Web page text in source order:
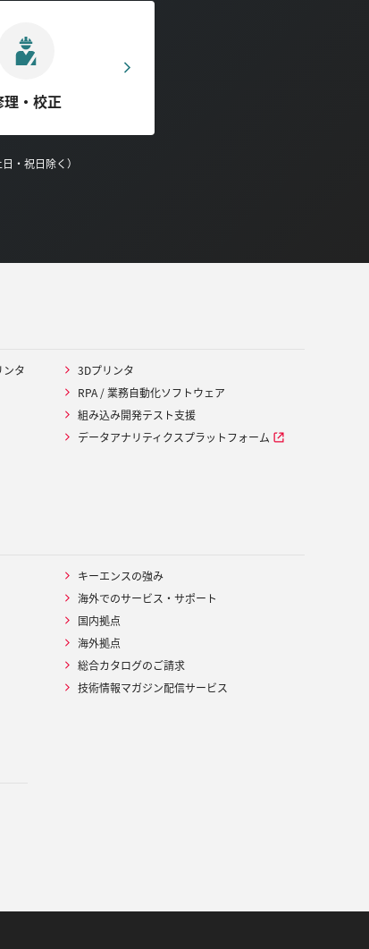
理・校正
・祝日除く）
ンタ
3Dプリンタ
RPA / 業務自動化ソフトウェア
組み込み開発テスト支援
データアナリティクスプラットフォーム
キーエンスの強み
海外でのサービス・サポート
国内拠点
海外拠点
総合カタログのご請求
技術情報マガジン配信サービス